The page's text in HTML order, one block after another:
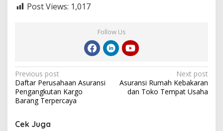
Post Views: 1,017
Follow Us
Post
navigation
Previous post
Daftar Perusahaan Asuransi
Pengangkutan Kargo
Barang Terpercaya
Next post
Asuransi Rumah Kebakaran
dan Toko Tempat Usaha
Cek Juga